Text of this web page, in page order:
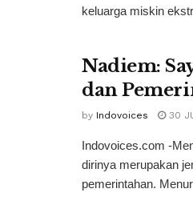
keluarga miskin
Nadiem:
dan
by Indovoices 30
Indovoices.com -
dirinya merupakan
pemerintahan.